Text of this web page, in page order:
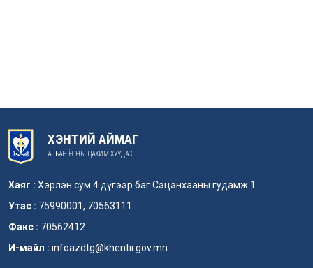
ХЭНТИЙ АЙМАГ
АЛБАН ЁСНЫ ЦАХИМ ХУУДАС
Хаяг : Хэрлэн сум 4 дүгээр баг Сэцэнхааны гудамж 1
Утас : 75990001, 70563111
Факс : 70562412
И-майл : infoazdtg@khentii.gov.mn